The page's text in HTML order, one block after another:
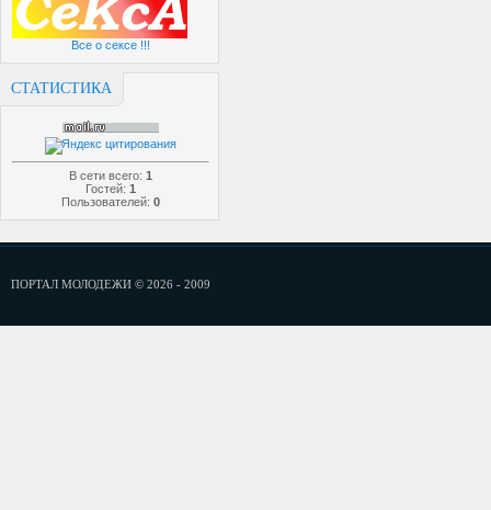
Все о сексе !!!
СТАТИСТИКА
В сети всего: 1
Гостей: 1
Пользователей: 0
ПОРТАЛ МОЛОДЕЖИ © 2026 - 2009